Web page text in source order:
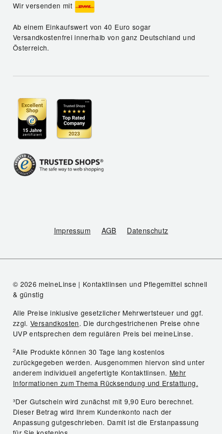
Wir versenden mit
Ab einem Einkaufswert von 40 Euro sogar
Versandkostenfrei innerhalb von ganz Deutschland und
Österreich.
Impressum AGB Datenschutz
© 2026 meineLinse | Kontaktlinsen und Pflegemittel schnell
& günstig
Alle Preise inklusive gesetzlicher Mehrwertsteuer und ggf.
zzgl.Versandkosten. Die durchgestrichenen Preise ohne
UVP entsprechen dem regulären Preis bei meineLinse.
2Alle Produkte können 30 Tage lang kostenlos
zurückgegeben werden. Ausgenommen hiervon sind unter
anderem individuell angefertigte Kontaktlinsen. Mehr
Informationen zum Thema Rücksendung und Erstattung.
³Der Gutschein wird zunächst mit 9,90 Euro berechnet.
Dieser Betrag wird Ihrem Kundenkonto nach der
Anpassung gutgeschrieben. Damit ist die Erstanpassung